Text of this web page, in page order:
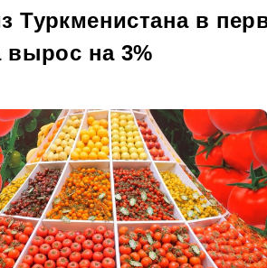
Туркменистана в
вырос на 3%